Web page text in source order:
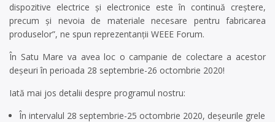
dispozitive electrice și electronice este în continuă creștere,
precum și nevoia de materiale necesare pentru fabricarea
produselor”, ne spun reprezentanții WEEE Forum.
În Satu Mare va avea loc o campanie de colectare a acestor
deșeuri în perioada 28 septembrie-26 octombrie 2020!
Iată mai jos detalii despre programul nostru:
În intervalul 28 septembrie-25 octombrie 2020, deșeurile grele